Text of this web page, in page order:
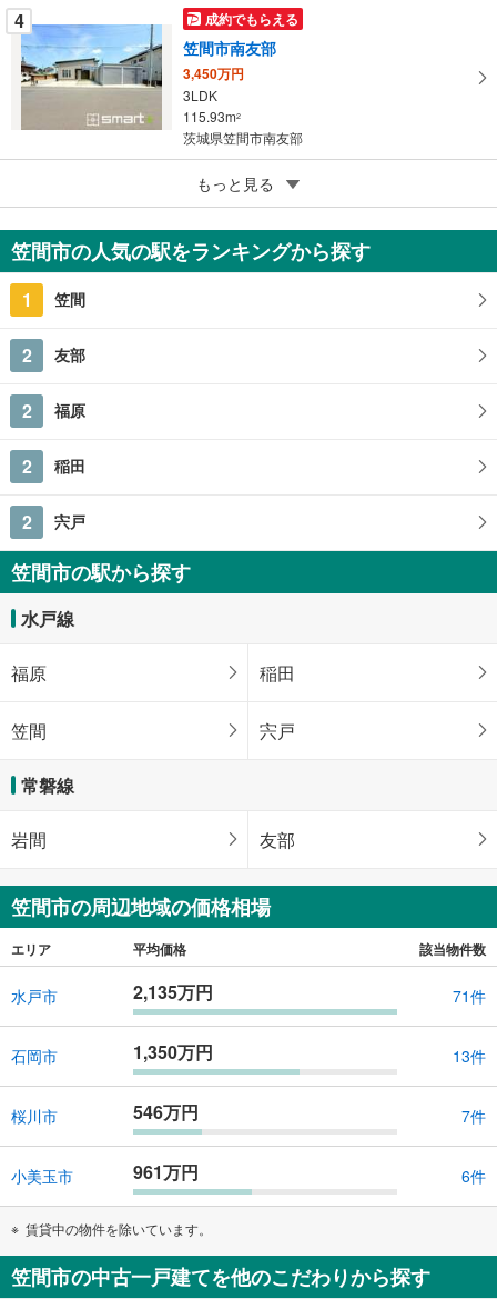
4 成約でもらえる
笠間市南友部
3,450万円
3LDK
115.93m2
茨城県笠間市南友部
笠間市大郷戸
998万円
4SLDK
116.18m2（登記）
茨城県笠間市大郷戸
もっと見る
笠間市の人気の駅をランキングから探す
1 笠間
2 友部
2 福原
2 稲田
2 宍戸
笠間市の駅から探す
水戸線
福原 稲田
笠間 宍戸
常磐線
岩間 友部
笠間市の周辺地域の価格相場
エリア 平均価格 該当物件数
水戸市 2,135万円 71件
石岡市 1,350万円 13件
桜川市 546万円 7件
小美玉市 961万円 6件
賃貸中の物件を除いています。
笠間市の中古一戸建てを他のこだわりから探す